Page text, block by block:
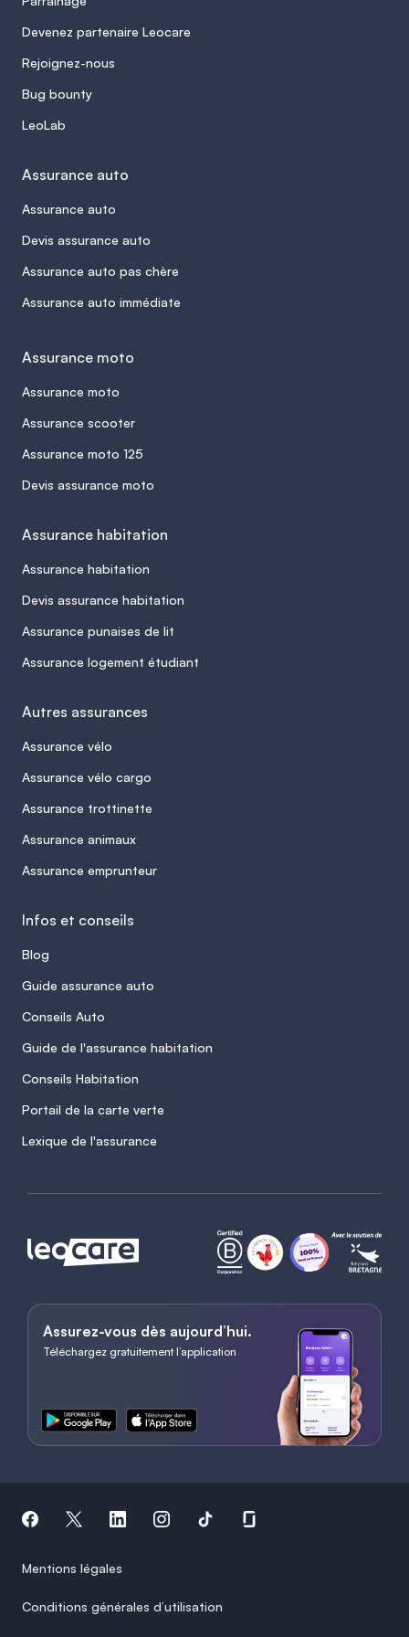
Devenez partenaire Leocare
Rejoignez-nous
Bug bounty
LeoLab
Assurance auto
Assurance auto
Devis assurance auto
Assurance auto pas chère
Assurance auto immédiate
Assurance moto
Assurance moto
Assurance scooter
Assurance moto 125
Devis assurance moto
Assurance habitation
Assurance habitation
Devis assurance habitation
Assurance punaises de lit
Assurance logement étudiant
Autres assurances
Assurance vélo
Assurance vélo cargo
Assurance trottinette
Assurance animaux
Assurance emprunteur
Infos et conseils
Blog
Guide assurance auto
Conseils Auto
Guide de l'assurance habitation
Conseils Habitation
Portail de la carte verte
Lexique de l'assurance
Assurez-vous dès aujourd’hui.
Téléchargez gratuitement l’application
Mentions légales
Conditions générales d’utilisation